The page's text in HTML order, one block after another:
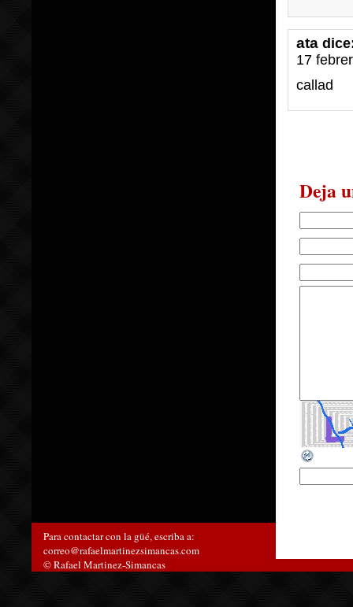
ata
17
callad
Deja
Para contactar con la güé, escriba a:
correo@rafaelmartinezsimancas.com
© Rafael Martinez-Simancas